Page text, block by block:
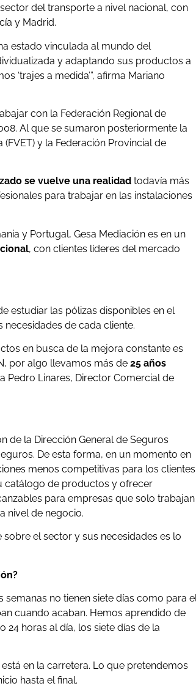
del transporte a nivel nacional, con
y Madrid.
estado vinculada al mundo del
y adaptando sus productos a
‘trajes a medida’”, afirma Mariano
con la Federación Regional de
Al que se sumaron posteriormente la
y la Federación Provincial de
se vuelve una realidad todavía más
para trabajar en las instalaciones
y Portugal, Gesa Mediación es en un
, con clientes líderes del mercado
estudiar las pólizas disponibles en el
de cada cliente.
en busca de la mejora constante es
por algo llevamos más de 25 años
Pedro Linares, Director Comercial de
de la Dirección General de Seguros
De esta forma, en un momento en
menos competitivas para los
catálogo de productos y ofrecer
para empresas que solo trabajan
nivel de negocio.
el sector y sus necesidades es lo
semanas no tienen siete días como para
cuando acaban. Hemos aprendido de
horas al día, los siete días de la
en la carretera. Lo que pretendemos
hasta el final.